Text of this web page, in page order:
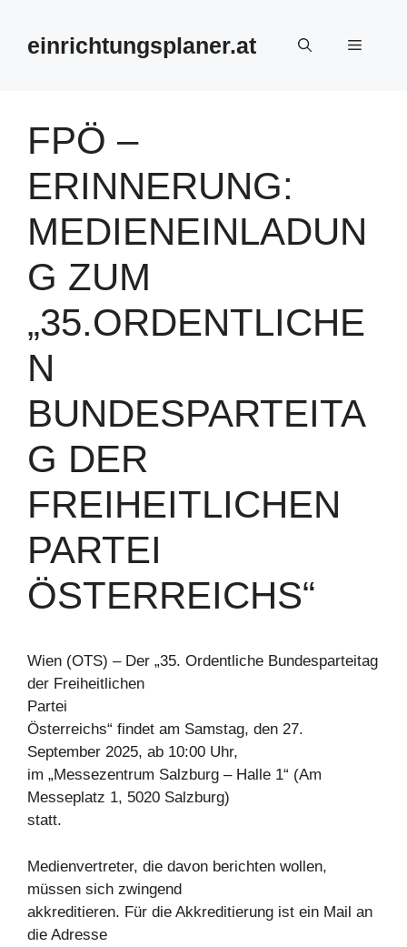
springeneinrichtungsplaner.at Menü
FPÖ –
ERINNERUNG:
MEDIENEINLADUN
G ZUM
„35.ORDENTLICHE
N
BUNDESPARTEITA
G DER
FREIHEITLICHEN
PARTEI
ÖSTERREICHS“
Wien (OTS) – Der „35. Ordentliche Bundesparteitag
der Freiheitlichen
Partei
Österreichs“ findet am Samstag, den 27.
September 2025, ab 10:00 Uhr,
im „Messezentrum Salzburg – Halle 1“ (Am
Messeplatz 1, 5020 Salzburg)
statt.
Medienvertreter, die davon berichten wollen,
müssen sich zwingend
akkreditieren. Für die Akkreditierung ist ein Mail an
die Adresse